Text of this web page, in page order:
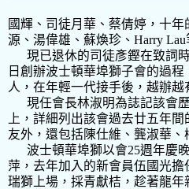
國輝、司徒月華、蔡倩婷，十
源、湯偉雄、蘇煥珍、 Harry Lau
現已退休的司徒彥鏗在致詞
日創辦波士頓華埠獅子會的過
人，在年輕一代接手後，越辦越
現任會長林淑明為誌記該會
上，詳細列出該會過去廿五年間
友外，還包括陳仕維、龔淑華、
波士頓華埠獅以會25週年慶
萍，去年加入的新會員伍國光
瑞獅上場，採青獻桔，趁著龍